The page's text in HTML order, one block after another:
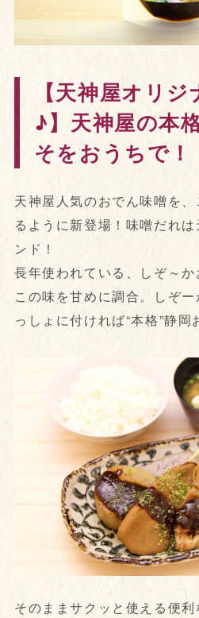
【天神屋オリ
♪】天神屋の本
そをおうちで！
天神屋人気のおでん味噌を
るように新登場！味噌だれ
ンド！
長年使われている、しぞ～
この味を甘めに調合。しぞ
っしょに付ければ“本格”静
そのままサクッと使える便